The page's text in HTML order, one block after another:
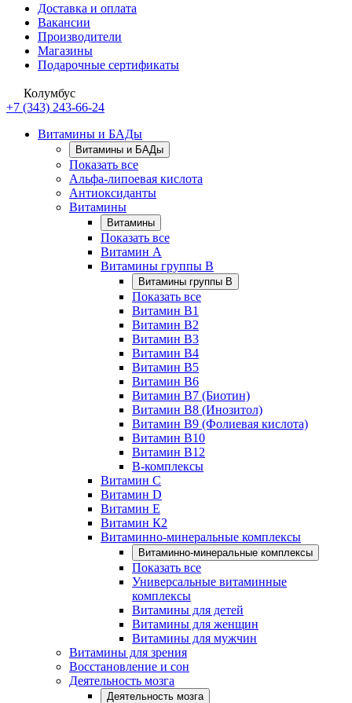
Доставка и оплата
Вакансии
Производители
Магазины
Подарочные сертификаты
Колумбус
+7 (343) 243-66-24
Витамины и БАДы
Витамины и БАДы
Показать все
Альфа-липоевая кислота
Антиоксиданты
Витамины
Витамины
Показать все
Витамин A
Витамины группы B
Витамины группы B
Показать все
Витамин B1
Витамин B2
Витамин B3
Витамин B4
Витамин B5
Витамин B6
Витамин B7 (Биотин)
Витамин B8 (Инозитол)
Витамин B9 (Фолиевая кислота)
Витамин B10
Витамин B12
B-комплексы
Витамин C
Витамин D
Витамин E
Витамин К2
Витаминно-минеральные комплексы
Витаминно-минеральные комплексы
Показать все
Универсальные витаминные
комплексы
Витамины для детей
Витамины для женщин
Витамины для мужчин
Витамины для зрения
Восстановление и сон
Деятельность мозга
Деятельность мозга